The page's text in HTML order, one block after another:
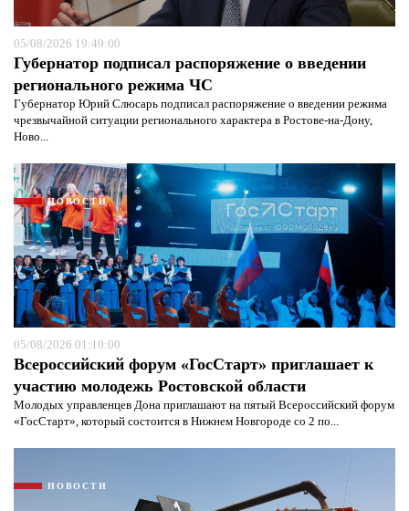
05/08/2026 19:49:00
Губернатор подписал распоряжение о введении
регионального режима ЧС
Губернатор Юрий Слюсарь подписал распоряжение о введении режима
чрезвычайной ситуации регионального характера в Ростове-на-Дону,
Ново...
НОВОСТИ
05/08/2026 01:10:00
Всероссийский форум «ГосСтарт» приглашает к
участию молодежь Ростовской области
Молодых управленцев Дона приглашают на пятый Всероссийский форум
«ГосСтарт», который состоится в Нижнем Новгороде со 2 по...
НОВОСТИ